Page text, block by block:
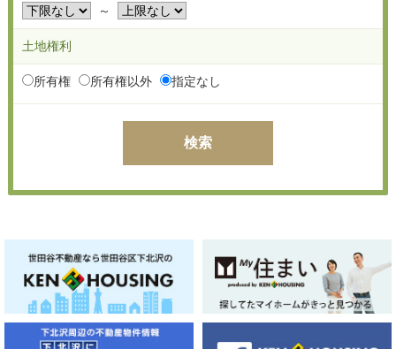
～
土地権利
所有権 所有権以外 指定なし